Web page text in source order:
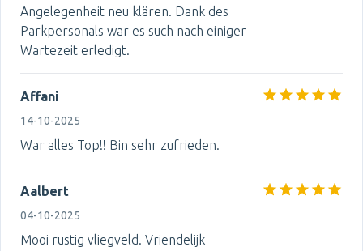
Angelegenheit neu klären. Dank des
Parkpersonals war es such nach einiger
Wartezeit erledigt.
Affani
14-10-2025
War alles Top!! Bin sehr zufrieden.
Aalbert
04-10-2025
Mooi rustig vliegveld. Vriendelijk